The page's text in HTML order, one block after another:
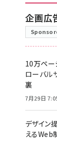
企画広
10万ペー
ローバル
裏
7月29日
デザイン
えるWeb